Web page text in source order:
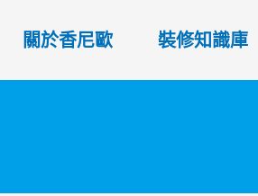
關於香尼歐 裝修知識庫